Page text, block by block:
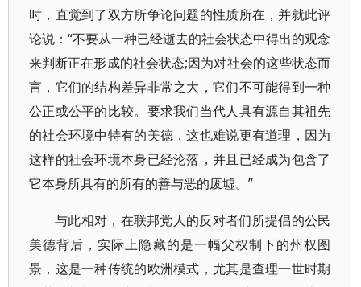
时，直觉到了双方所争论问题的性质所在，并就此评
论说：“不要从一种已经逝去的社会状态中得出的观念
来判断正在形成的社会状态;因为对社会的这些状态而
言，它们的结构差异非常之大，它们不可能得到一种
公正或公平的比较。要求我们当代人具有源自其祖先
的社会环境中特有的美德，这也难说更有道理，因为
这样的社会环境本身已经沦落，并且已经成为包含了
它本身所具有的所有的善与恶的废墟。”
与此相对，在联邦党人的反对者们所提倡的公民
美德背后，实际上隐藏的是一幅父权制下的州权图
景，这是一种传统的欧洲模式，尤其是查理一世时期